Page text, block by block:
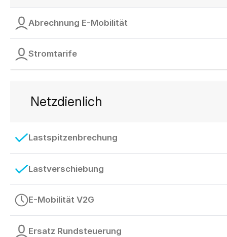
Abrechnung E-Mobilität
Stromtarife
Netzdienlich
Lastspitzenbrechung
Lastverschiebung
E-Mobilität V2G
Ersatz Rundsteuerung